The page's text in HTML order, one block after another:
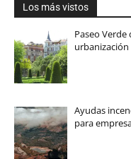
Los más vistos
Paseo
urbanización
Ayudas
para